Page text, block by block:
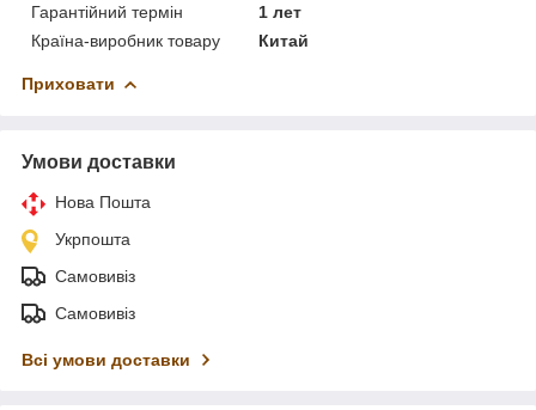
Гарантійний термін
1 лет
Країна-виробник товару
Китай
Приховати
Умови доставки
Нова Пошта
Укрпошта
Самовивіз
Самовивіз
Всі умови доставки